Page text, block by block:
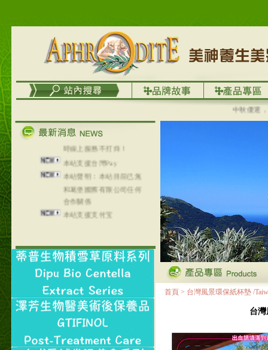
中秋優選，大
在外租屋者、居住處無管
理員、不方便在工作地點
取件者，歡迎多多使用
【郵局i郵箱】的服務喔～
【i郵箱】設立的地點，請
進入內頁連結～
Line@aphrodite2020 24小
時線上服務不打烊！
本站支援台灣Pay
本站聲明：本站目前已無
和葛堡國際有限公司任何
合作關係
本站支援支付宝
2017年1月1日起，中国大
首頁 > 台灣風景環保紙杯墊 /
台灣